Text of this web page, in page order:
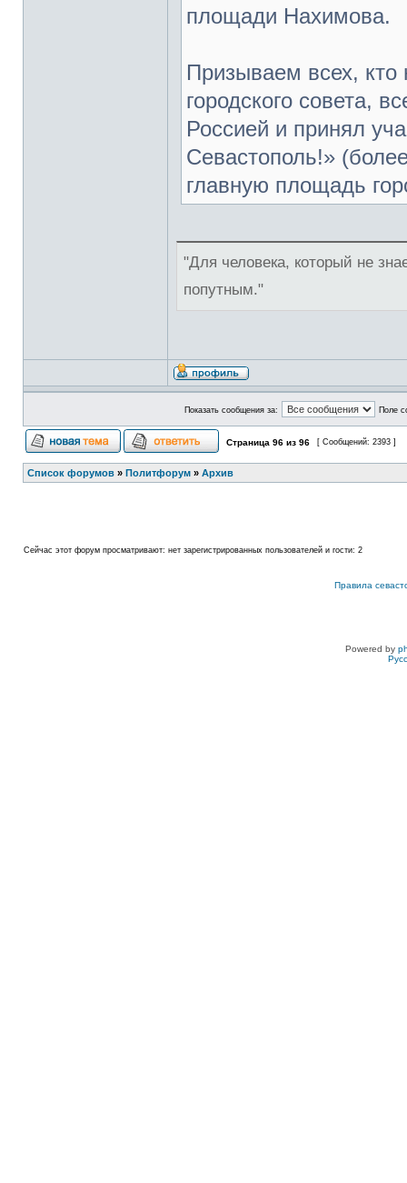
площади Нахимова.
Призываем всех, кто
городского совета,
Россией и принял
Севастополь!»
главную площадь
"Для человека, который не
попутным."
Показать сообщения за: Поле
Страница 96 из 96 [ Сообщений: 2393 ]
Список форумов » Политфорум » Архив
Сейчас этот форум просматривают: нет зарегистрированных пользователей и гости: 2
Правила
Powered by